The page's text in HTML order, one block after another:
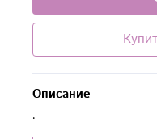
Описание
.